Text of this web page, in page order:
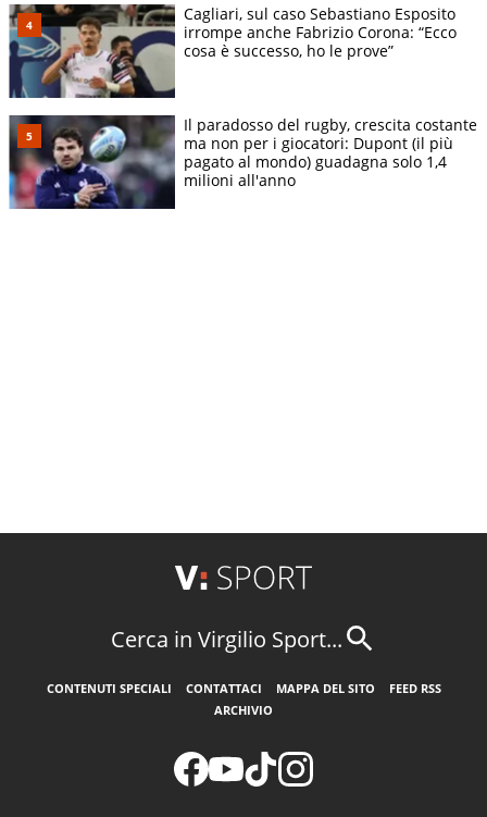
Cagliari, sul caso Sebastiano Esposito
irrompe anche Fabrizio Corona: “Ecco
cosa è successo, ho le prove”
Il paradosso del rugby, crescita costante
ma non per i giocatori: Dupont (il più
pagato al mondo) guadagna solo 1,4
milioni all'anno
Cerca in Virgilio Sport...
CONTENUTI SPECIALI CONTATTACI MAPPA DEL SITO
FEED RSS
ARCHIVIO